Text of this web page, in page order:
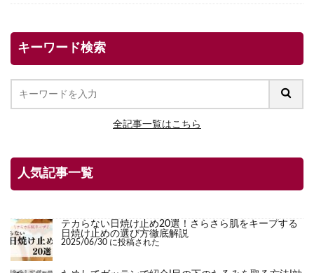
キーワード検索
全記事一覧はこちら
人気記事一覧
テカらない日焼け止め20選！さらさら肌をキープする
日焼け止めの選び方徹底解説
2025/06/30 に投稿された